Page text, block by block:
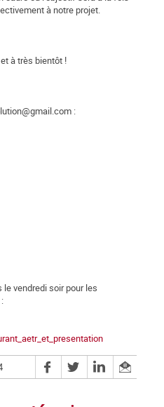
à notre projet.
à très bientôt !
:
le vendredi soir pour les